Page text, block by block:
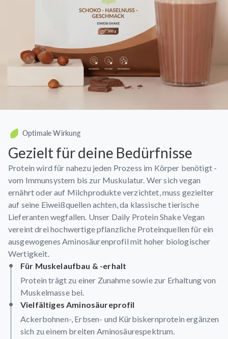
Optimale Wirkung
Gezielt für deine Bedürfnisse
Protein wird für nahezu jeden Prozess im Körper benötigt -
vom Immunsystem bis zur Muskulatur. Wer sich vegan
ernährt oder auf Milchprodukte verzichtet, muss gezielter
auf seine Eiweißquellen achten, da klassische tierische
Lieferanten wegfallen. Unser Daily Protein Shake Vegan
vereint drei hochwertige pflanzliche Proteinquellen für ein
ausgewogenes Aminosäurenprofil mit hoher biologischer
Wertigkeit.
Für Muskelaufbau & -erhalt
Protein trägt zu einer Zunahme sowie zur Erhaltung von
Muskelmasse bei.
Vielfältiges Aminosäureprofil
Ackerbohnen-, Erbsen- und Kürbiskernprotein ergänzen
sich zu einem breiten Aminosäurespektrum.